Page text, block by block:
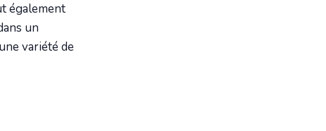
également
un
variété de